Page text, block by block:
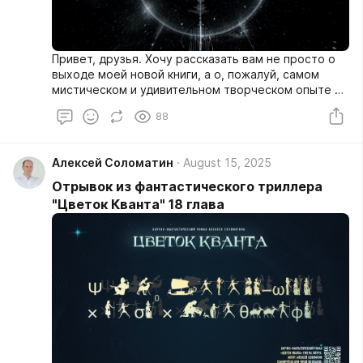
Привет, друзья. Хочу рассказать вам не просто о
выходе моей новой книги, а о, пожалуй, самом
мистическом и удивительном творческом опыте в
88
Алексей Соломатин August 15, 2025
Отрывок из фантастического триллера
"Цветок Кванта" 18 глава